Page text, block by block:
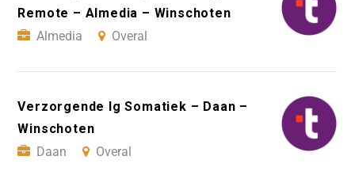
Remote – Almedia – Winschoten
Almedia
Overal
Verzorgende Ig Somatiek – Daan –
Winschoten
Daan
Overal